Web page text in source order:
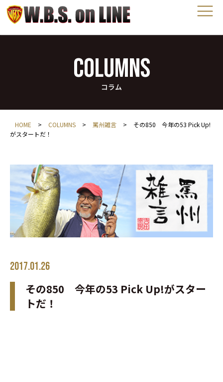
COLUMNS
コラム
HOME > COLUMNS > 罵州雑言 >
その850 今年の53 Pick Up!
がスタートだ！
2017.01.26
その850 今年の53 Pick Up!がスター
トだ！